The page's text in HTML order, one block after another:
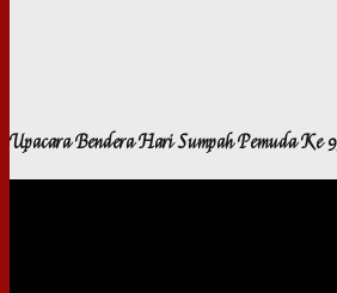
Upacara Bendera Hari Sumpah Pemuda Ke